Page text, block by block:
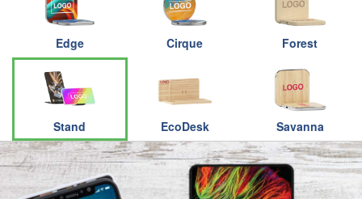
Edge Cirque Forest
Stand EcoDesk Savanna